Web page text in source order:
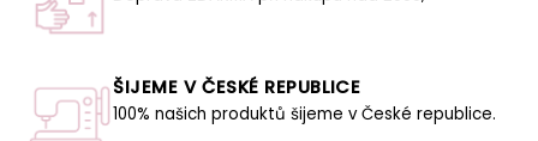
ŠIJEME V ČESKÉ REPUBLICE
100% našich produktů šijeme v České republice.